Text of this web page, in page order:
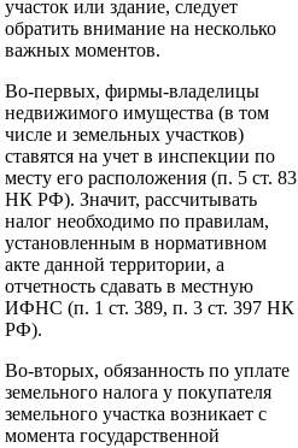
участок или здание, следует
обратить внимание на несколько
важных моментов.
Во-первых, фирмы-владелицы
недвижимого имущества (в том
числе и земельных участков)
ставятся на учет в инспекции по
месту его расположения (п. 5 ст. 83
НК РФ). Значит, рассчитывать
налог необходимо по правилам,
установленным в нормативном
акте данной территории, а
отчетность сдавать в местную
ИФНС (п. 1 ст. 389, п. 3 ст. 397 НК
РФ).
Во-вторых, обязанность по уплате
земельного налога у покупателя
земельного участка возникает с
момента государственной